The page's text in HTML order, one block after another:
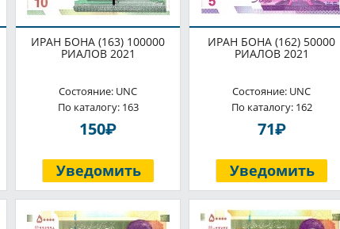
ИРАН БОНА (163) 100000
РИАЛОВ 2021
Состояние: UNC
По каталогу: 163
150P
Уведомить
ИРАН БОНА (162) 50000
РИАЛОВ 2021
Состояние: UNC
По каталогу: 162
71P
Уведомить